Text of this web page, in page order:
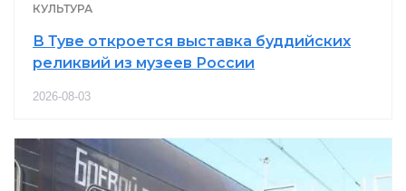
КУЛЬТУРА
В Туве откроется выставка буддийских
реликвий из музеев России
2026-08-03